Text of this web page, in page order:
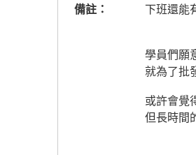
備註：
下班還能
學員們願
就為了批
或許會覺
但長時間